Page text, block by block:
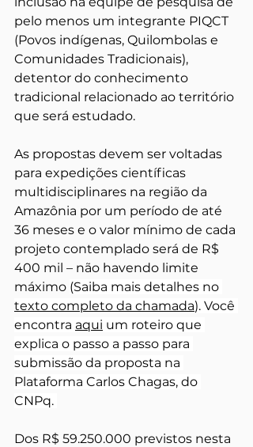
pelo menos um integrante PIQCT
(Povos indígenas, Quilombolas e
Comunidades Tradicionais),
detentor do conhecimento
tradicional relacionado ao território
que será estudado.
As propostas devem ser voltadas
para expedições científicas
multidisciplinares na região da
Amazônia por um período de até
36 meses e o valor mínimo de cada
projeto contemplado será de R$
400 mil – não havendo limite
máximo (Saiba mais detalhes no
texto completo da chamada). Você
encontra aqui um roteiro que
explica o passo a passo para
submissão da proposta na
Plataforma Carlos Chagas, do
CNPq.
Dos R$ 59.250.000 previstos nesta